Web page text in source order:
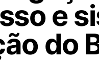
e
do